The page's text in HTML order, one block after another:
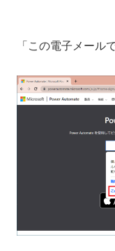
「この電子メール